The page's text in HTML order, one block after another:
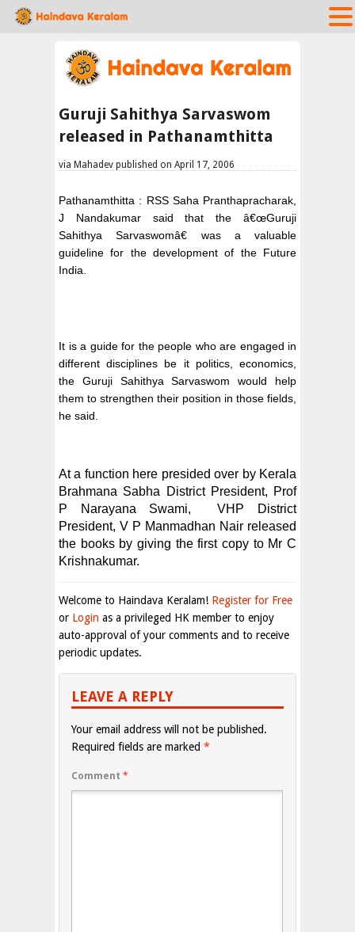
Guruji Sahithya Sarvaswom
released in Pathanamthitta
via Mahadev published on April 17, 2006
Pathanamthitta : RSS Saha Pranthapracharak,
J Nandakumar said that the â€œGuruji
Sahithya Sarvaswomâ€ was a valuable
guideline for the development of the Future
India.
It is a guide for the people who are engaged in
different disciplines be it politics, economics,
the Guruji Sahithya Sarvaswom would help
them to strengthen their position in those fields,
he said.
At a function here presided over by Kerala
Brahmana Sabha District President, Prof
P Narayana Swami,
VHP District
President, V P Manmadhan Nair released
the books by giving the first copy to Mr C
Krishnakumar.
Welcome to Haindava Keralam! Register for Free
or Login as a privileged HK member to enjoy
auto-approval of your comments and to receive
periodic updates.
LEAVE A REPLY
Your email address will not be published.
Required fields are marked *
Comment *